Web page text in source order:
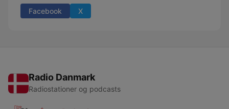
Facebook X
Radio Danmark
Radiostationer og podcasts